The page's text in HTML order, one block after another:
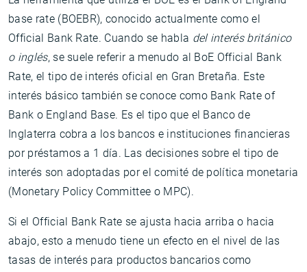
base rate (BOEBR), conocido actualmente como el
Official Bank Rate. Cuando se habla del interés británico
o inglés, se suele referir a menudo al BoE Official Bank
Rate, el tipo de interés oficial en Gran Bretaña. Este
interés básico también se conoce como Bank Rate of
Bank o England Base. Es el tipo que el Banco de
Inglaterra cobra a los bancos e instituciones financieras
por préstamos a 1 día. Las decisiones sobre el tipo de
interés son adoptadas por el comité de política monetaria
(Monetary Policy Committee o MPC).
Si el Official Bank Rate se ajusta hacia arriba o hacia
abajo, esto a menudo tiene un efecto en el nivel de las
tasas de interés para productos bancarios como